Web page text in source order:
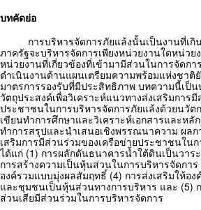
บทคัดย่อ
การบริหารจัดการภัยแล้งนั้นเป็นงานที่เ
ภาครัฐจะบริหารจัดการเพียงหน่วยงานใดหน่วย
หน่วยงานที่เกี่ยวข้องที่เข้ามามีส่วนในการจัดกา
ดำเนินงานด้านแผนเตรียมความพร้อมแห่งชาติ
มาตรการรองรับที่มีประสิทธิภาพ บทความนี้เป็
วัตถุประสงค์เพื่อวิเคราะห์แนวทางส่งเสริมการ
ประชาชนในการบริหารจัดการภัยแล้งด้วยนวั
เขียนทำการศึกษาและวิเคราะห์เอกสารและหลั
ทำการสรุปและนำเสนอเชิงพรรณนาความ ผล
เสริมการมีส่วนร่วมของเครือข่ายประชาชนใน
ได้แก่ (1) การผลักดันธนาคารน้ำใต้ดินเป็นวาร
การสร้างความเป็นหุ้นส่วนในการบริหารจัดกา
องค์รวมแบบมุ่งผลสัมฤทธิ์ (4) การส่งเสริมให้อ
และชุมชนเป็นหุ้นส่วนทางการบริหาร และ (5)
ส่วนเสียมีส่วนร่วมในการบริหารจัดการ